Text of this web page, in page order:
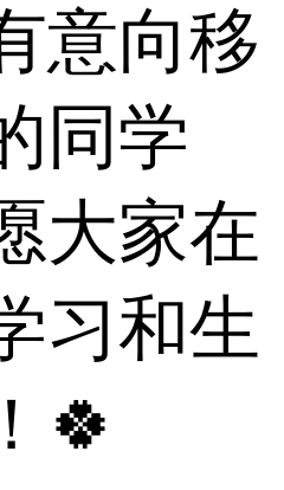
意向移
同学
大家在
习和生
🍀